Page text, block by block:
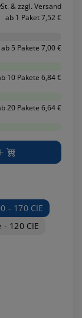
& zzgl. Versand
ab 1 Paket 7,52 €
ab 5 Pakete 7,00 €
10 Pakete 6,84 €
20 Pakete 6,64 €
- 170 CIE
120 CIE